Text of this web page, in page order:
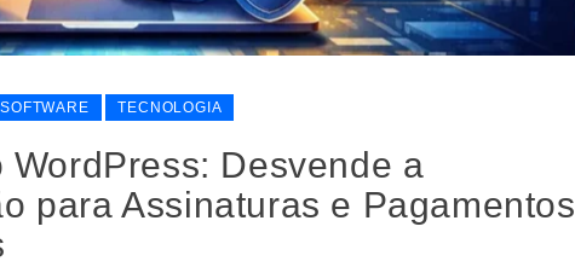
TECNOLOGIA
WordPress: Desvende a
para Assinaturas e Pagamentos